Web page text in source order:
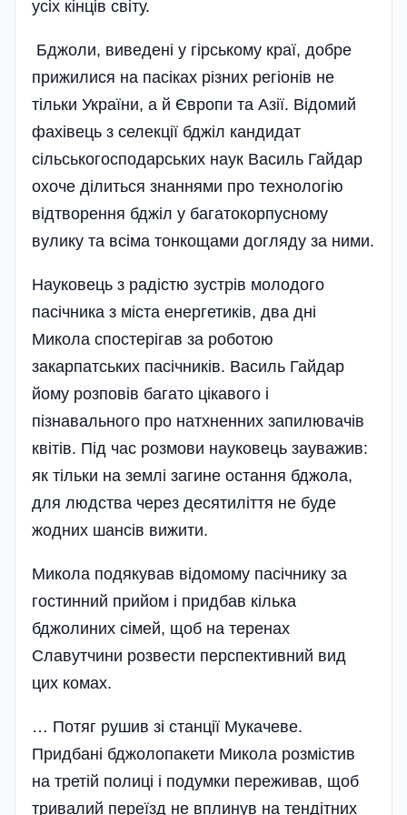
усіх кінців світу.
Бджоли, виведені у гірському краї, добре
прижилися на пасіках різних регіонів не
тільки України, а й Європи та Азії. Відомий
фахівець з селекції бджіл кандидат
сільськогосподарських наук Василь Гайдар
охоче ділиться знаннями про технологію
відтворення бджіл у багатокорпусному
вулику та всіма тонкощами догляду за ними.
Науковець з радістю зустрів молодого
пасічника з міста енергетиків, два дні
Микола спостерігав за роботою
закарпатських пасічників. Василь Гайдар
йому розповів багато цікавого і
пізнавального про натхненних запилювачів
квітів. Під час розмови науковець зауважив:
як тільки на землі загине остання бджола,
для людства через десятиліття не буде
жодних шансів вижити.
Микола подякував відомому пасічнику за
гостинний прийом і придбав кілька
бджолиних сімей, щоб на теренах
Славутчини розвести перспективний вид
цих комах.
… Потяг рушив зі станції Мукачеве.
Придбані бджолопакети Микола розмістив
на третій полиці і подумки переживав, щоб
тривалий переїзд не вплинув на тендітних